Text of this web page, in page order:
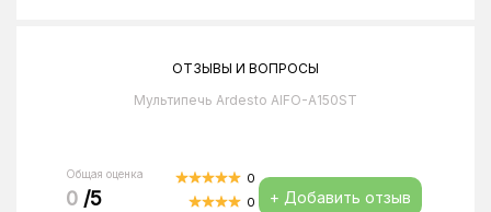
ОТЗЫВЫ И ВОПРОСЫ
Мультипечь Ardesto AIFO-A150ST
Общая оценка
0 /5
0
0
+ Добавить отзыв